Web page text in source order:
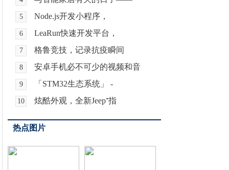
5 Node.js开发小程序，
6 LeaRun快速开发平台，
7 格鲁竞技，记录抗疫瞬间
8 安卓手机必不可少的视频和音
9 「STM32生态系统」 -
10 炫酷外观，全新Jeep⁺指
热点图片